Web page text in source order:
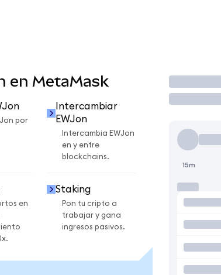
en MetaMask
por
Intercambiar
EWJon
Intercambia EWJon
en y entre
blockchains.
en
Staking
Pon tu cripto a
trabajar y gana
ingresos pasivos.
Operar
15m